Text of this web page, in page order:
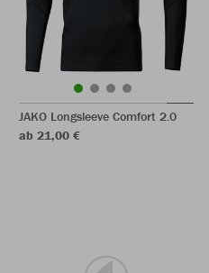
JAKO Longsleeve Comfort 2.0
ab 21,00 €